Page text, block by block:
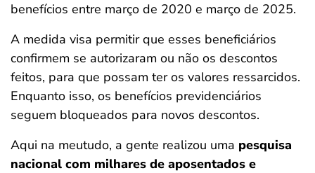
benefícios entre março de 2020 e março de 2025.
A medida visa permitir que esses beneficiários
confirmem se autorizaram ou não os descontos
feitos, para que possam ter os valores ressarcidos.
Enquanto isso, os benefícios previdenciários
seguem bloqueados para novos descontos.
Aqui na meutudo, a gente realizou uma pesquisa
nacional com milhares de aposentados e